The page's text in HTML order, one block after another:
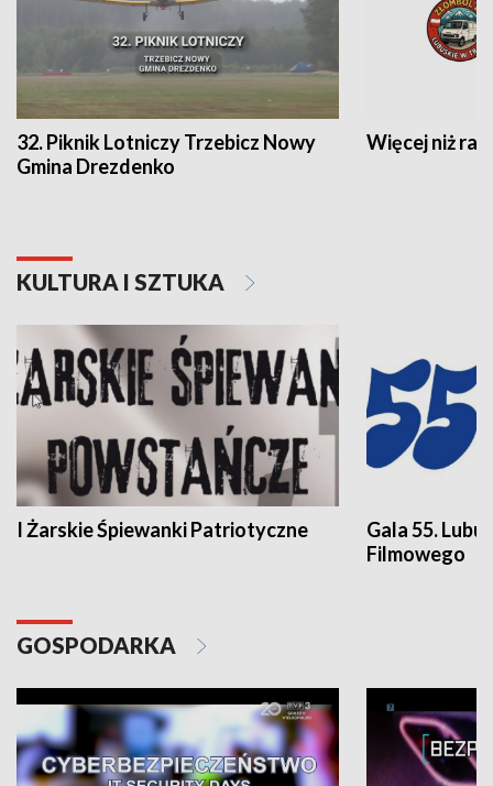
32. Piknik Lotniczy Trzebicz Nowy
Gmina Drezdenko
Więcej niż rajd
KULTURA I SZTUKA
I Żarskie Śpiewanki Patriotyczne
Gala 55.
Filmowego
GOSPODARKA